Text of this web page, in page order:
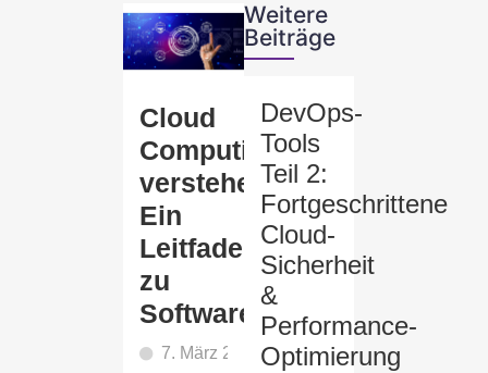
Cloud
Computing
verstehen:
Ein
Leitfaden
zu
Software
7. März 2024
Weitere
Beiträge
DevOps-
Tools
Teil 2:
Fortgeschrittene
Cloud-
Sicherheit
&
Performance-
Optimierung